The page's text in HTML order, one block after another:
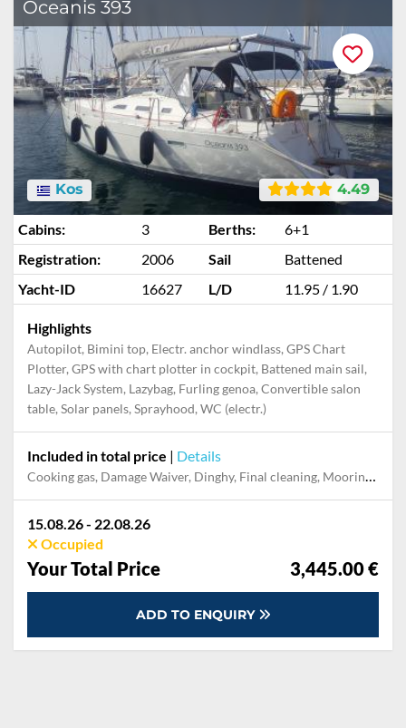
Oceanis 393
4.49
Kos
Cabins: 3 Berths:
6+1
Registration:
2006 Sail
Battened
Yacht-ID
16627 L/D 11.95 / 1.90
Highlights
Autopilot, Bimini top, Electr. anchor windlass, GPS Chart
Plotter, GPS with chart plotter in cockpit, Battened main sail,
Lazy-Jack System, Lazybag, Furling genoa, Convertible salon
table, Solar panels, Sprayhood, WC (electr.)
Included in total price | Details
Cooking gas, Damage Waiver, Dinghy, Final cleaning, Mooring in home marina for first and last night, Outboard engine, Permit / Transitlog, Pillow, blanket, sheets, duvet cover, Towels, Welcome package
15.08.26 - 22.08.26
Occupied
Your Total Price 3,445.00 €
ADD TO ENQUIRY